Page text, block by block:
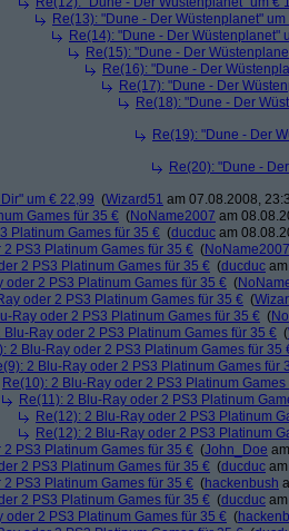
Re(13): "Dune - Der Wüstenplanet"
Re(14): "Dune - Der Wüstenplanet"
Re(15): "Dune - Der
Re(16): "Dune - Der
Re(17): "Dune - Der
Re(18): "Dune - Der
Re(19): "Dune - Der
Re(20): "Dune -
um € 22,99 (Wizard51 am 07.08.2008,
Games für 35 € (NoName2007 am
Platinum Games für 35 € (ducduc am
PS3 Platinum Games für 35 € (NoName2007
2 PS3 Platinum Games für 35 € (ducduc
oder 2 PS3 Platinum Games für 35 € (
oder 2 PS3 Platinum Games für 35 € (
Ray oder 2 PS3 Platinum Games für 35 € (
Blu-Ray oder 2 PS3 Platinum Games für 35 € (
2 Blu-Ray oder 2 PS3 Platinum Games für 35
2 Blu-Ray oder 2 PS3 Platinum Games für
Re(10): 2 Blu-Ray oder 2 PS3 Platinum Games
Re(11): 2 Blu-Ray oder 2 PS3 Platinum
Re(12): 2 Blu-Ray oder 2 PS3 Platinum
Re(12): 2 Blu-Ray oder 2 PS3 Platinum
PS3 Platinum Games für 35 € (John_Doe
2 PS3 Platinum Games für 35 € (ducduc
PS3 Platinum Games für 35 € (hackenbush
2 PS3 Platinum Games für 35 € (ducduc
oder 2 PS3 Platinum Games für 35 € (